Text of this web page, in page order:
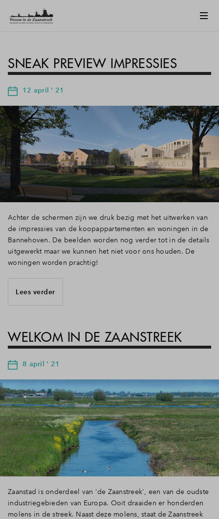
Inloggen
SNEAK PREVIEW IMPRESSIES
12 april ' 21
Achter de schermen zijn we druk bezig met het uitwerken van
de impressies van de koopappartementen en woningen in de
Bannehoven. De beelden worden nog verder tot in de details
uitgewerkt maar we kunnen het niet voor ons houden. De
woningen worden prachtig!
Lees verder
WELKOM IN DE ZAANSTREEK
8 april ' 21
Zaanstad is onderdeel van 'de Zaanstreek', een van de oudste
industriegebieden van Europa. Ooit draaiden er honderden
molens in de streek. Naast deze molens, staat de Zaanstreek